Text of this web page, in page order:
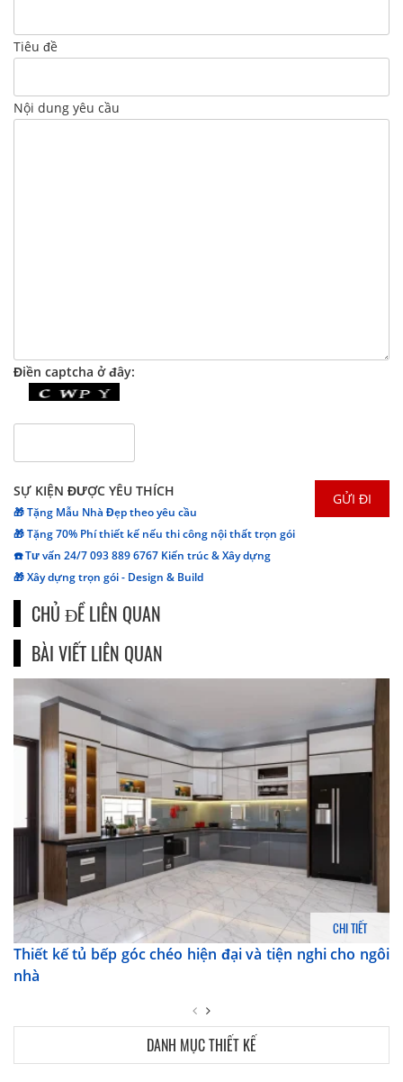
Tiêu đề
Nội dung yêu cầu
Điền captcha ở đây:
SỰ KIỆN ĐƯỢC YÊU THÍCH
🎁 Tặng Mẫu Nhà Đẹp theo yêu cầu
🎁 Tặng 70% Phí thiết kế nếu thi công nội thất trọn gói
☎️ Tư vấn 24/7 093 889 6767 Kiến trúc & Xây dựng
🎁 Xây dựng trọn gói - Design & Build
CHỦ ĐỀ LIÊN QUAN
BÀI VIẾT LIÊN QUAN
CHI TIẾT
Thiết kế tủ bếp góc chéo hiện đại và tiện nghi cho ngôi
nhà
DANH MỤC THIẾT KẾ